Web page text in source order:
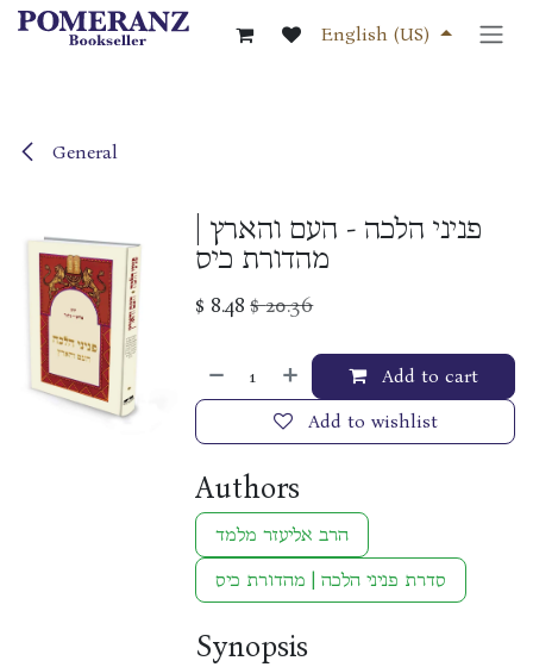
Skip to Content
English (US)
General
פניני הלכה - העם והארץ |
מהדורת כיס
$ 8.48 $20.36
Add to cart
Add to wishlist
Authors
הרב אליעזר מלמד
סדרת פניני הלכה | מהדורת כיס
Synopsis